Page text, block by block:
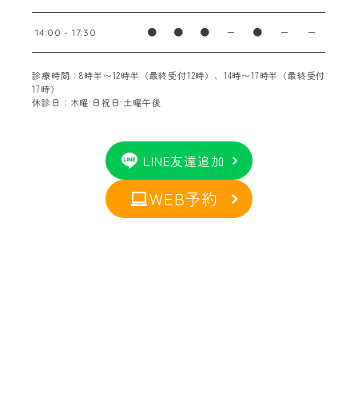
14:00 - 17:30 ● ● ● ー ● ー ー
診療時間：8時半〜12時半（最終受付12時）、14時〜17時半（最終受付
17時）
休診日：木曜·日祝日·土曜午後
LINE友達追加
WEB予約